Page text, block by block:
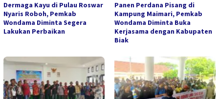
Dermaga Kayu di Pulau Roswar
Nyaris Roboh, Pemkab
Wondama Diminta Segera
Lakukan Perbaikan
Panen Perdana Pisang di
Kampung Maimari, Pemkab
Wondama Diminta Buka
Kerjasama dengan Kabupaten
Biak